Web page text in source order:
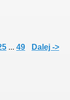
... 49 Dalej ->